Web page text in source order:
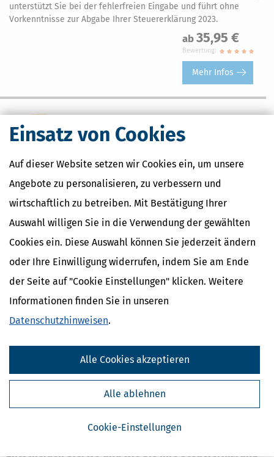
Einsatz von Cookies
Auf dieser Website setzen wir Cookies ein, um unsere
Angebote zu personalisieren, zu verbessern und
wirtschaftlich zu betreiben. Mit Bestätigung Ihrer
Auswahl willigen Sie in die Verwendung der gewählten
Cookies ein. Diese Auswahl können Sie jederzeit ändern
oder Ihre Einwilligung widerrufen, indem Sie am Ende
der Seite auf "Cookie Einstellungen" klicken. Weitere
Informationen finden Sie in unseren
Datenschutzhinweisen.
Cookie-Einstellungen
Alle ablehnen
Alle Cookies akzeptieren
unterstützt Sie bei der fehlerfreien Eingabe und führt ohne
Vorkenntnisse zur Abgabe Ihrer Steuererklärung 2023.
ab 35,95 €
Bewertung:
Mehr Infos
SteuerSparErklärung 2022
Erstellen Sie schnell, leicht verständlich und mit
Steuererklärung 2022.
ab35,95 €
Mehr Infos
Folgende Vorteile machen die SteuerSparErklärung zur besten Wahl
Sicher und schnell die Einkommensteuererklärung erstellen
Mit automatischen Steuertipps das Maximum rausholen
Mit unserer Steuertipps-KI „Alma“ Antworten auf den Punkt
bekommen
Daten aus dem Vorjahr und mit der vorausgefüllten
Entscheiden Sie, wo und wie Sie Ihre Steuererklärung